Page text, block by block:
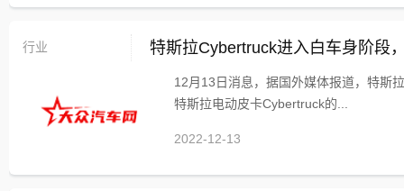
行业 特斯拉Cybertruck进入白车身阶段
12月13日消息，据国外媒体报道，特斯
特斯拉电动皮卡Cybertruck的...
2022-12-13